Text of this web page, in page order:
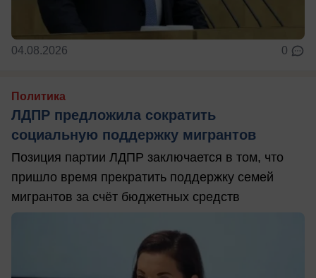
04.08.2026 0
Политика
ЛДПР предложила сократить
социальную поддержку мигрантов
Позиция партии ЛДПР заключается в том, что
пришло время прекратить поддержку семей
мигрантов за счёт бюджетных средств